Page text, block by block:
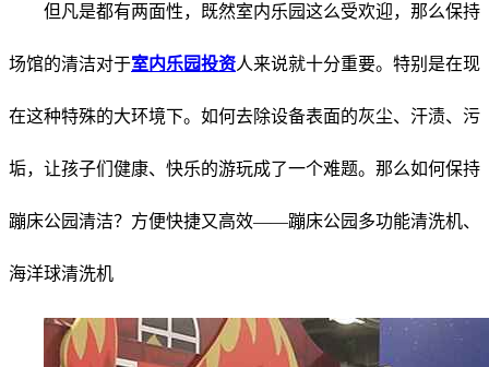
但凡是都有两面性，既然室内乐园这么受欢迎，那么保持
场馆的清洁对于室内乐园投资人来说就十分重要。特别是在现
在这种特殊的大环境下。如何去除设备表面的灰尘、汗渍、污
垢，让孩子们健康、快乐的游玩成了一个难题。那么如何保持
蹦床公园清洁？方便快捷又高效——蹦床公园多功能清洗机、
海洋球清洗机